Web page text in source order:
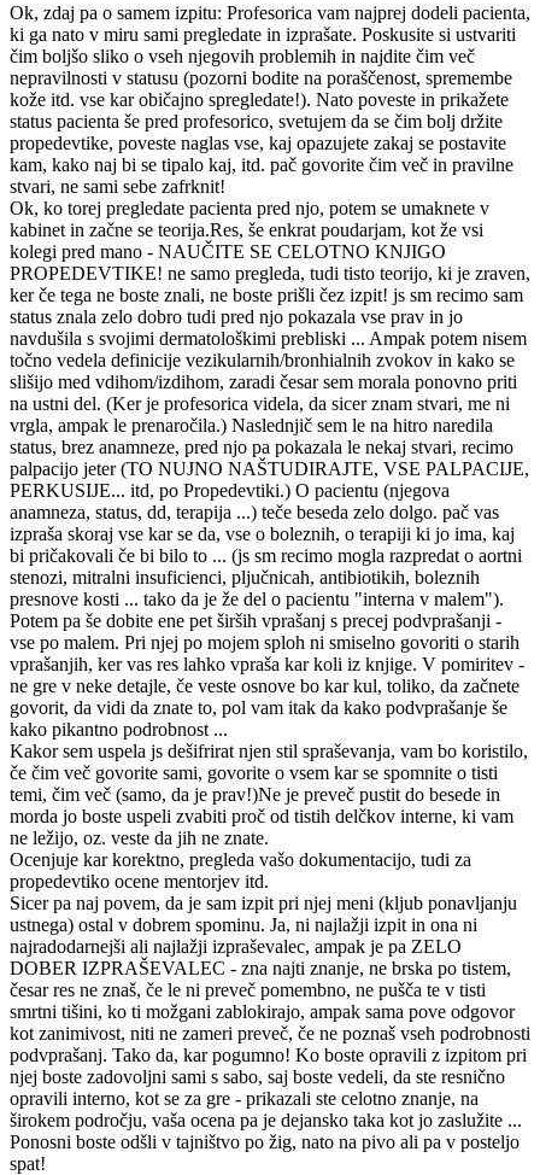
Ok, zdaj pa o samem izpitu: Profesorica vam najprej dodeli pacienta,
ki ga nato v miru sami pregledate in izprašate. Poskusite si ustvariti
čim boljšo sliko o vseh njegovih problemih in najdite čim več
nepravilnosti v statusu (pozorni bodite na poraščenost, spremembe
kože itd. vse kar običajno spregledate!). Nato poveste in prikažete
status pacienta še pred profesorico, svetujem da se čim bolj držite
propedevtike, poveste naglas vse, kaj opazujete zakaj se postavite
kam, kako naj bi se tipalo kaj, itd. pač govorite čim več in pravilne
stvari, ne sami sebe zafrknit!
Ok, ko torej pregledate pacienta pred njo, potem se umaknete v
kabinet in začne se teorija.Res, še enkrat poudarjam, kot že vsi
kolegi pred mano - NAUČITE SE CELOTNO KNJIGO
PROPEDEVTIKE! ne samo pregleda, tudi tisto teorijo, ki je zraven,
ker če tega ne boste znali, ne boste prišli čez izpit! js sm recimo sam
status znala zelo dobro tudi pred njo pokazala vse prav in jo
navdušila s svojimi dermatološkimi prebliski ... Ampak potem nisem
točno vedela definicije vezikularnih/bronhialnih zvokov in kako se
slišijo med vdihom/izdihom, zaradi česar sem morala ponovno priti
na ustni del. (Ker je profesorica videla, da sicer znam stvari, me ni
vrgla, ampak le prenaročila.) Naslednjič sem le na hitro naredila
status, brez anamneze, pred njo pa pokazala le nekaj stvari, recimo
palpacijo jeter (TO NUJNO NAŠTUDIRAJTE, VSE PALPACIJE,
PERKUSIJE... itd, po Propedevtiki.) O pacientu (njegova
anamneza, status, dd, terapija ...) teče beseda zelo dolgo. pač vas
izpraša skoraj vse kar se da, vse o boleznih, o terapiji ki jo ima, kaj
bi pričakovali če bi bilo to ... (js sm recimo mogla razpredat o aortni
stenozi, mitralni insuficienci, pljučnicah, antibiotikih, boleznih
presnove kosti ... tako da je že del o pacientu "interna v malem").
Potem pa še dobite ene pet širših vprašanj s precej podvprašanji -
vse po malem. Pri njej po mojem sploh ni smiselno govoriti o starih
vprašanjih, ker vas res lahko vpraša kar koli iz knjige. V pomiritev -
ne gre v neke detajle, če veste osnove bo kar kul, toliko, da začnete
govorit, da vidi da znate to, pol vam itak da kako podvprašanje še
kako pikantno podrobnost ...
Kakor sem uspela js dešifrirat njen stil spraševanja, vam bo koristilo,
če čim več govorite sami, govorite o vsem kar se spomnite o tisti
temi, čim več (samo, da je prav!)Ne je preveč pustit do besede in
morda jo boste uspeli zvabiti proč od tistih delčkov interne, ki vam
ne ležijo, oz. veste da jih ne znate.
Ocenjuje kar korektno, pregleda vašo dokumentacijo, tudi za
propedevtiko ocene mentorjev itd.
Sicer pa naj povem, da je sam izpit pri njej meni (kljub ponavljanju
ustnega) ostal v dobrem spominu. Ja, ni najlažji izpit in ona ni
najradodarnejši ali najlažji izpraševalec, ampak je pa ZELO
DOBER IZPRAŠEVALEC - zna najti znanje, ne brska po tistem,
česar res ne znaš, če le ni preveč pomembno, ne pušča te v tisti
smrtni tišini, ko ti možgani zablokirajo, ampak sama pove odgovor
kot zanimivost, niti ne zameri preveč, če ne poznaš vseh podrobnosti
podvprašanj. Tako da, kar pogumno! Ko boste opravili z izpitom pri
njej boste zadovoljni sami s sabo, saj boste vedeli, da ste resnično
opravili interno, kot se za gre - prikazali ste celotno znanje, na
širokem področju, vaša ocena pa je dejansko taka kot jo zaslužite ...
Ponosni boste odšli v tajništvo po žig, nato na pivo ali pa v posteljo
spat!